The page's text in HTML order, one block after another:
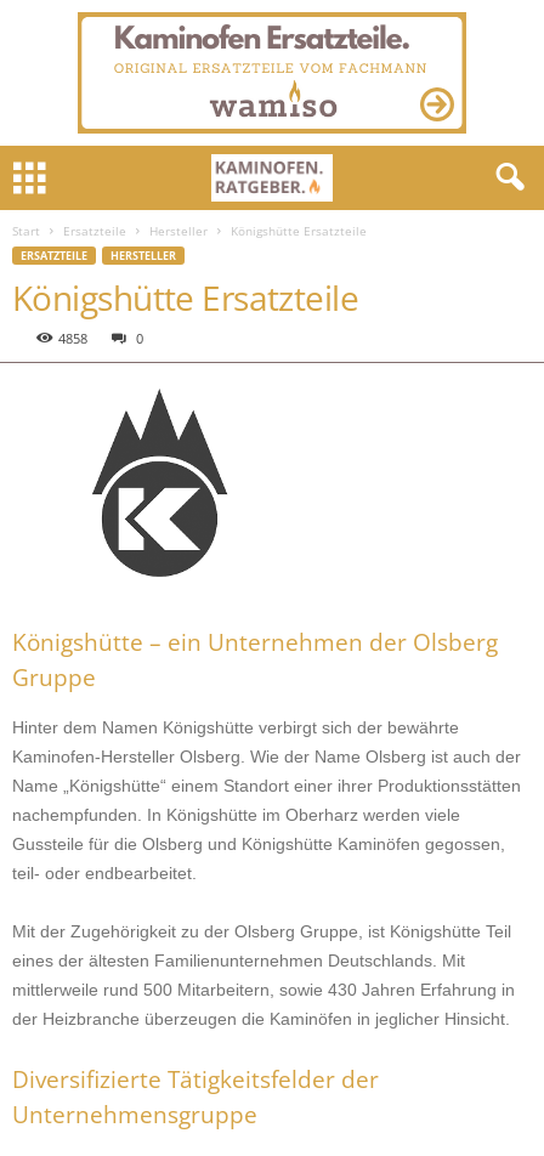
Start Ersatzteile Hersteller Königshütte Ersatzteile
ERSATZTEILE HERSTELLER
Königshütte Ersatzteile
4858 0
Königshütte – ein Unternehmen der Olsberg
Gruppe
Hinter dem Namen Königshütte verbirgt sich der bewährte
Kaminofen-Hersteller Olsberg. Wie der Name Olsberg ist auch der
Name „Königshütte“ einem Standort einer ihrer Produktionsstätten
nachempfunden. In Königshütte im Oberharz werden viele
Gussteile für die Olsberg und Königshütte Kaminöfen gegossen,
teil- oder endbearbeitet.
Mit der Zugehörigkeit zu der Olsberg Gruppe, ist Königshütte Teil
eines der ältesten Familienunternehmen Deutschlands. Mit
mittlerweile rund 500 Mitarbeitern, sowie 430 Jahren Erfahrung in
der Heizbranche überzeugen die Kaminöfen in jeglicher Hinsicht.
Diversifizierte Tätigkeitsfelder der
Unternehmensgruppe